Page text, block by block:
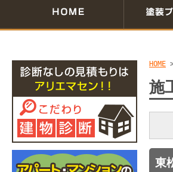
HOME
施
東